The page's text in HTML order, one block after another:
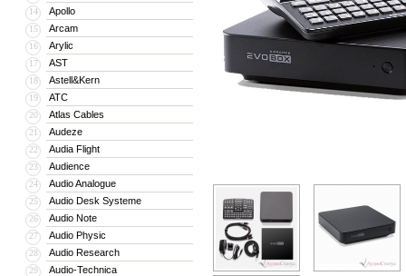
14 Apollo
15 Arcam
16 Arylic
17 AST
18 Astell&Kern
19 ATC
20 Atlas Cables
21 Audeze
22 Audia Flight
23 Audience
24 Audio Analogue
25 Audio Desk Systeme
26 Audio Note
27 Audio Physic
28 Audio Research
29 Audio-Technica